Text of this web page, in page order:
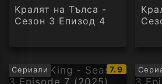
Кралят на Тълса -
Сезон 3 Епизод 4
Сериали
IMDb
рейтинг:
7.9